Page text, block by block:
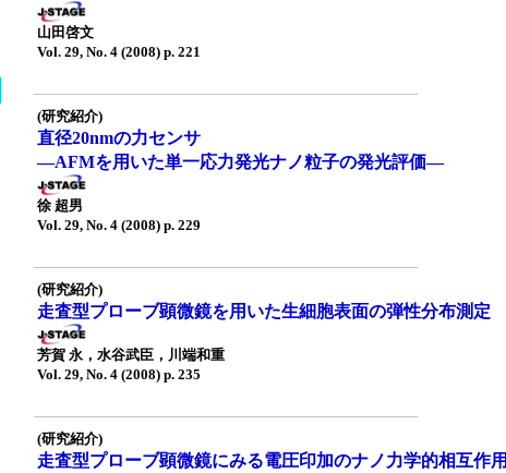
山田啓文
Vol. 29, No. 4 (2008) p. 221
(研究紹介)
直径20nmの力センサ
—AFMを用いた単一応力発光ナノ粒子の発光評価—
徐 超男
Vol. 29, No. 4 (2008) p. 229
(研究紹介)
走査型プローブ顕微鏡を用いた生細胞表面の弾性分布測定
芳賀 永，水谷武臣，川端和重
Vol. 29, No. 4 (2008) p. 235
(研究紹介)
走査型プローブ顕微鏡にみる電圧印加のナノ力学的相互作用